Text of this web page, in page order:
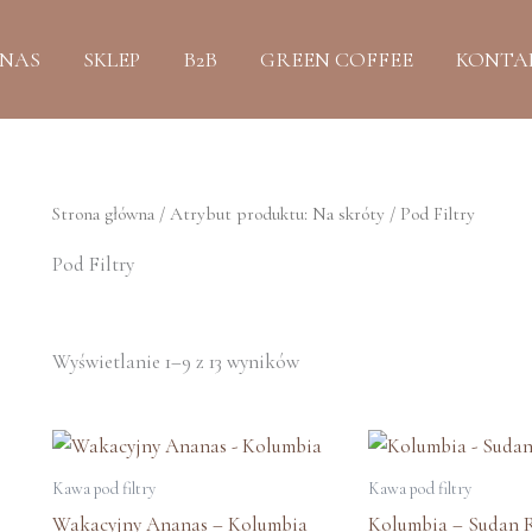
SKLEP B2B GREEN COFFEE
Strona główna / Atrybut produktu: Na skróty / Pod Filtry
Pod Filtry
Wyświetlanie 1–9 z 13 wyników
najnowszych
Kawa pod filtry
Wakacyjny Ananas – Kolumbia
Ten
ma
Kawa pod filtry
Kolumbia – Sudan